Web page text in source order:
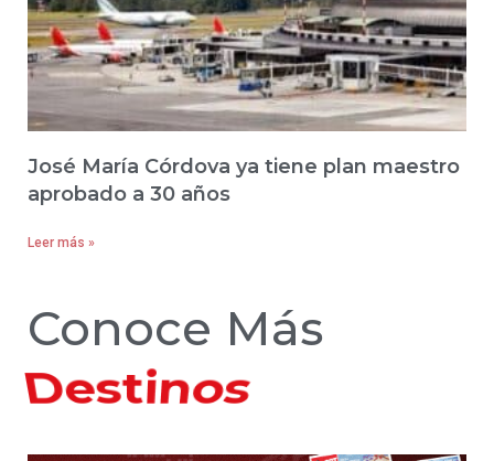
José María Córdova ya tiene plan maestro
aprobado a 30 años
Leer más »
Conoce Más
Hoteles